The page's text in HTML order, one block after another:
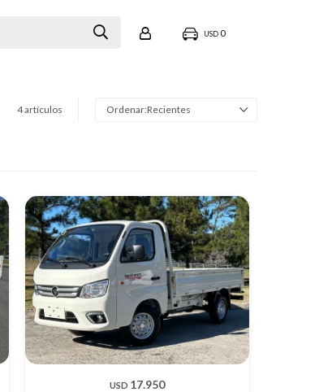
USD 0
4 artículos Recientes
USD 17.950